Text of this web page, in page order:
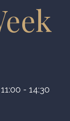
- 14:30